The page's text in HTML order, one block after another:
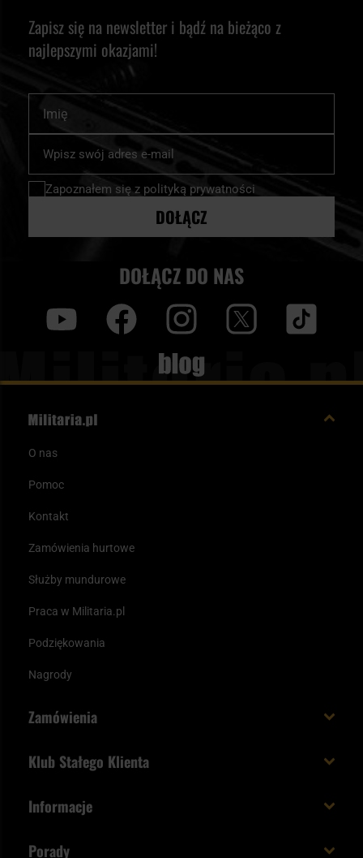
Zapisz się na newsletter i bądź na bieżąco z
najlepszymi okazjami!
nasz
newsletter:
Zapoznałem się z polityką prywatności
DOŁĄCZ
DOŁĄCZ DO NAS
Blog
O nas
Pomoc
Kontakt
Zamówienia hurtowe
Służby mundurowe
Praca w Militaria.pl
Podziękowania
Nagrody
Zamówienia
Paczka w weekend
Status zamówienia
Klub Stałego Klienta
Informacje
Porady